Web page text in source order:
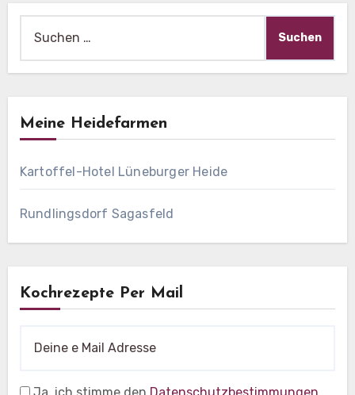
nach:
Meine Heidefarmen
Kartoffel-Hotel Lüneburger Heide
Rundlingsdorf Sagasfeld
Kochrezepte Per Mail